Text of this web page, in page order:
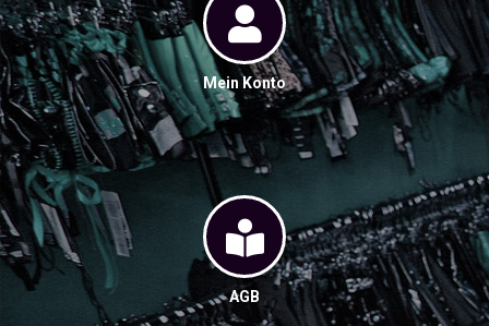
Mein Konto
AGB